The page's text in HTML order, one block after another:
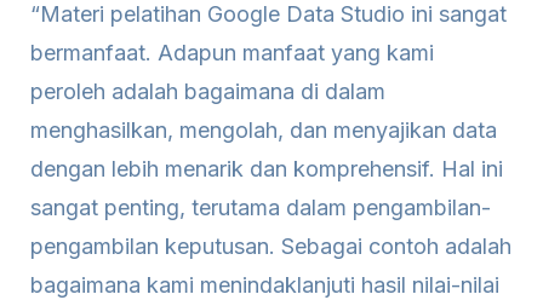
“Materi pelatihan Google Data Studio ini sangat
bermanfaat. Adapun manfaat yang kami
peroleh adalah bagaimana di dalam
menghasilkan, mengolah, dan menyajikan data
dengan lebih menarik dan komprehensif. Hal ini
sangat penting, terutama dalam pengambilan-
pengambilan keputusan. Sebagai contoh adalah
bagaimana kami menindaklanjuti hasil nilai-nilai